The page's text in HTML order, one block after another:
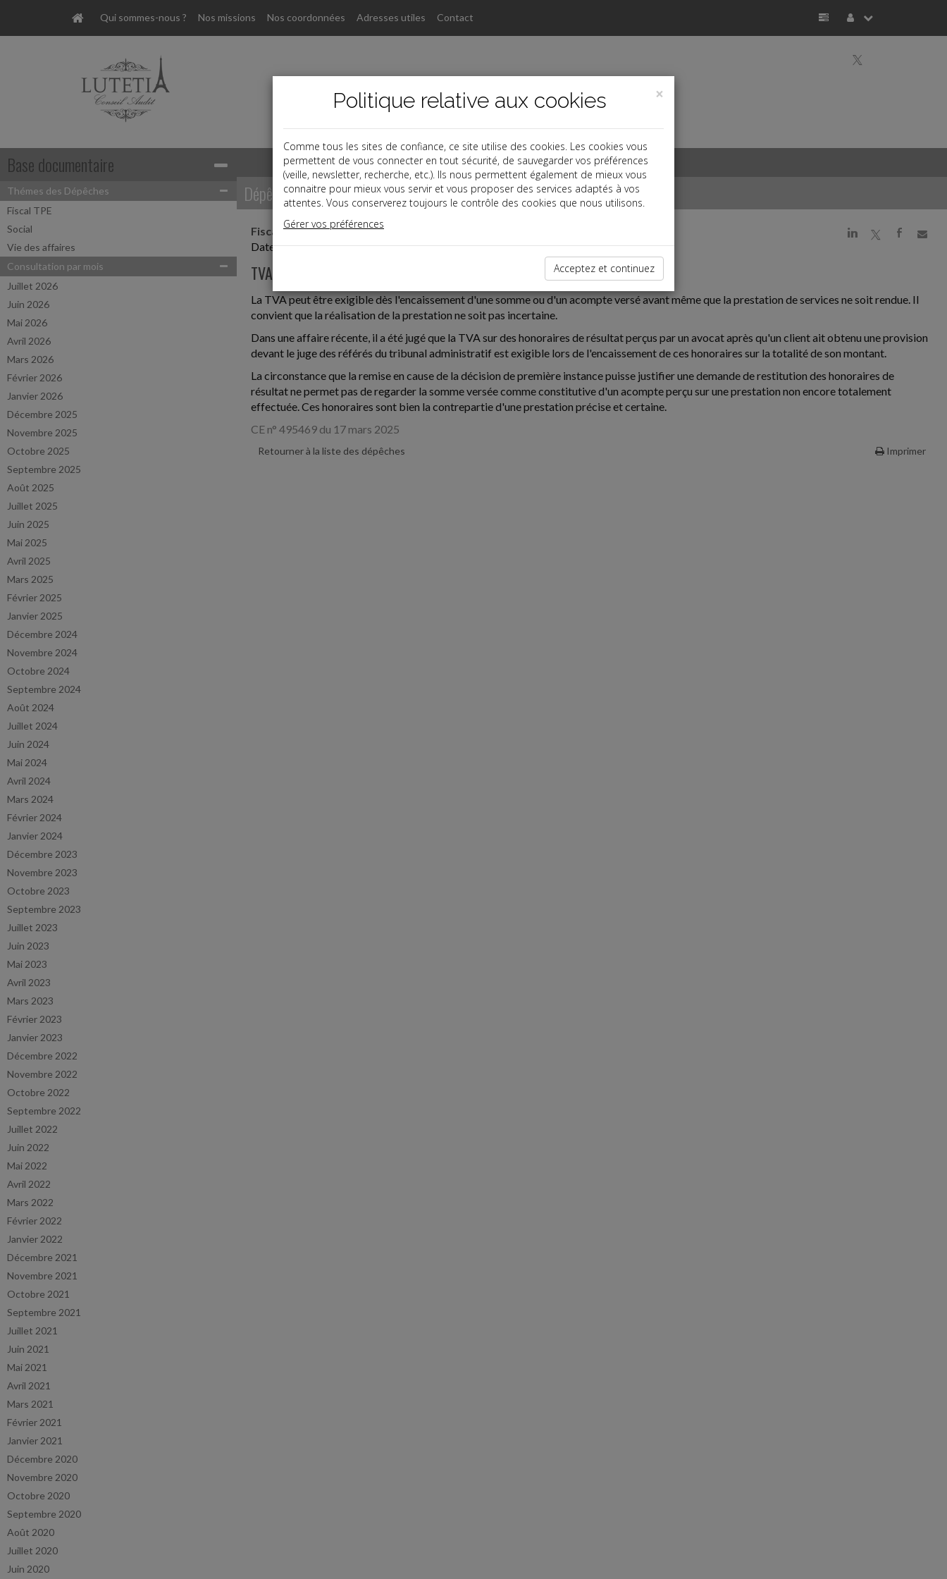
Qui sommes-nous ? Nos missions Nos coordonnées Adresses utiles Contact
a
Base documentaire
Thémes des Dépêches
Fiscal TPE
Social
Vie des affaires
Consultation par mois
Juillet 2026
Juin 2026
Mai 2026
Avril 2026
Mars 2026
Février 2026
Janvier 2026
Décembre 2025
Novembre 2025
Octobre 2025
Septembre 2025
Août 2025
Juillet 2025
Juin 2025
Mai 2025
Avril 2025
Mars 2025
Février 2025
Janvier 2025
Décembre 2024
Novembre 2024
Octobre 2024
Septembre 2024
Août 2024
Juillet 2024
Juin 2024
Mai 2024
Avril 2024
Mars 2024
Février 2024
Janvier 2024
Décembre 2023
Novembre 2023
Octobre 2023
Septembre 2023
Juillet 2023
Juin 2023
Mai 2023
Avril 2023
Mars 2023
Février 2023
Janvier 2023
Décembre 2022
Novembre 2022
Octobre 2022
Septembre 2022
Juillet 2022
Juin 2022
Mai 2022
Avril 2022
Mars 2022
Février 2022
Janvier 2022
Décembre 2021
Novembre 2021
Octobre 2021
Septembre 2021
Juillet 2021
Juin 2021
Mai 2021
Avril 2021
Mars 2021
Février 2021
Janvier 2021
Décembre 2020
Novembre 2020
Octobre 2020
Septembre 2020
Août 2020
Juillet 2020
Juin 2020
Dépêches
j a b
Fiscal TPE
Date: 2025-06-26
TVA SUR LES HONORAIRES D'AVOCAT
La TVA peut être exigible dès l'encaissement d'une somme ou d'un acompte versé avant même que la prestation de services ne soit rendue. Il
convient que la réalisation de la prestation ne soit pas incertaine.
Dans une affaire récente, il a été jugé que la TVA sur des honoraires de résultat perçus par un avocat après qu'un client ait obtenu une provision
devant le juge des référés du tribunal administratif est exigible lors de l'encaissement de ces honoraires sur la totalité de son montant.
La circonstance que la remise en cause de la décision de première instance puisse justifier une demande de restitution des honoraires de
résultat ne permet pas de regarder la somme versée comme constitutive d'un acompte perçu sur une prestation non encore totalement
effectuée. Ces honoraires sont bien la contrepartie d'une prestation précise et certaine.
CE n° 495469 du 17 mars 2025
Retourner à la liste des dépêches Imprimer
×
Politique relative aux cookies
Comme tous les sites de confiance, ce site utilise des cookies. Les cookies vous
permettent de vous connecter en tout sécurité, de sauvegarder vos préférences
(veille, newsletter, recherche, etc.). Ils nous permettent également de mieux vous
connaitre pour mieux vous servir et vous proposer des services adaptés à vos
attentes. Vous conserverez toujours le contrôle des cookies que nous utilisons.
Gérer vos préférences
Acceptez et continuez